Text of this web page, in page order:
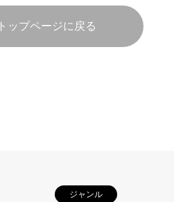
トップページに戻る
ジャンル